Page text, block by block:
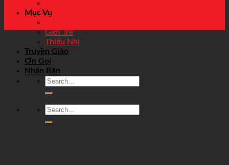
Mục Vụ
Giới Trẻ
Thiếu Nhi
Truyền Giáo
Ơn Gọi
Nhân Bản